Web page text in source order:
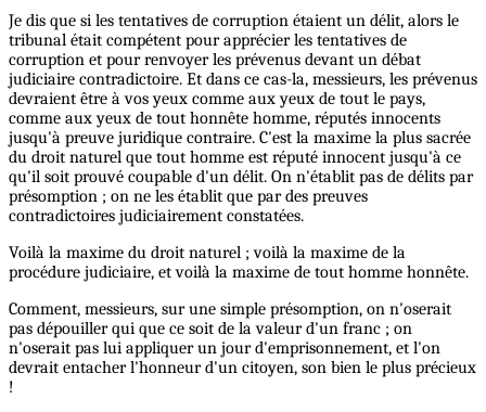
Je dis que si les tentatives de corruption étaient un délit, alors le
tribunal était compétent pour apprécier les tentatives de
corruption et pour renvoyer les prévenus devant un débat
judiciaire contradictoire. Et dans ce cas-la, messieurs, les prévenus
devraient être à vos yeux comme aux yeux de tout le pays,
comme aux yeux de tout honnête homme, réputés innocents
jusqu'à preuve juridique contraire. C'est la maxime la plus sacrée
du droit naturel que tout homme est réputé innocent jusqu'à ce
qu'il soit prouvé coupable d'un délit. On n'établit pas de délits par
présomption ; on ne les établit que par des preuves
contradictoires judiciairement constatées.
Voilà la maxime du droit naturel ; voilà la maxime de la
procédure judiciaire, et voilà la maxime de tout homme honnête.
Comment, messieurs, sur une simple présomption, on n'oserait
pas dépouiller qui que ce soit de la valeur d'un franc ; on
n'oserait pas lui appliquer un jour d'emprisonnement, et l'on
devrait entacher l'honneur d'un citoyen, son bien le plus précieux
!